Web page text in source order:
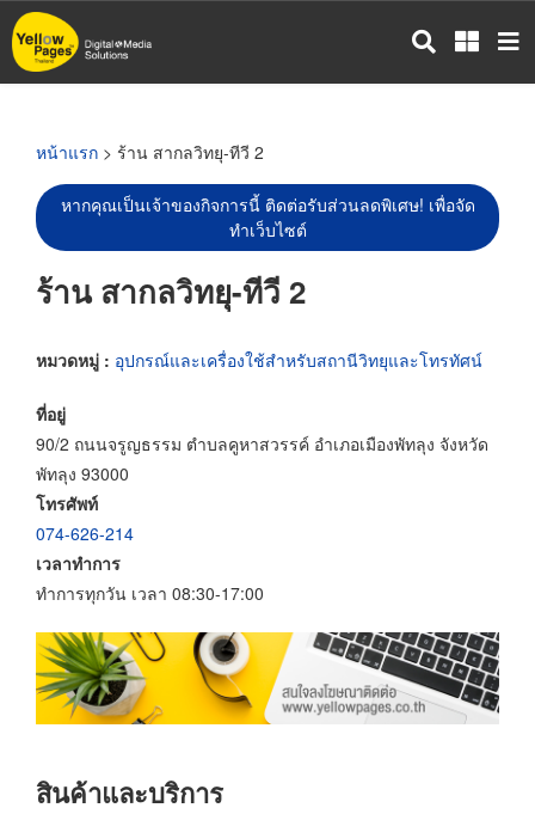
ข้าม
ไป
หน้าแรก > ร้าน สากลวิทยุ-ทีวี 2
หากคุณเป็นเจ้าของกิจการนี้ ติดต่อรับส่วนลดพิเศษ! เพื่อจัด
ทำเว็บไซต์
ร้าน สากลวิทยุ-ทีวี 2
หมวดหมู่ : อุปกรณ์และเครื่องใช้สำหรับสถานีวิทยุและโทรทัศน์
ที่อยู่
90/2 ถนนจรูญธรรม ตำบลคูหาสวรรค์ อำเภอเมืองพัทลุง จังหวัด
พัทลุง 93000
โทรศัพท์
074-626-214
เวลาทำการ
ทำการทุกวัน เวลา 08:30-17:00
สินค้าและบริการ